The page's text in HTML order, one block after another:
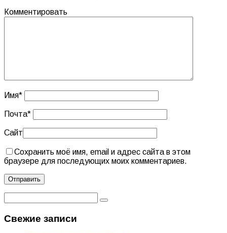
Комментировать
Имя*
Почта*
Сайт
Сохранить моё имя, email и адрес сайта в этом
браузере для последующих моих комментариев.
Свежие записи